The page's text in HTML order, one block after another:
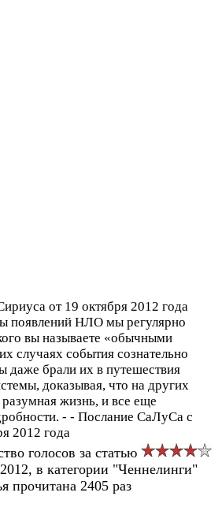
от 19 октября 2012 года
появлений НЛО мы регулярно
вы называете «обычными
случаях события сознательно
даже брали их в путешествия
доказывая, что на других
жизнь, и все еще
- - Послание СаЛуСа с
2012 года
голосов за статью
в категории "Ченнелинги"
прочитана 2405 раз